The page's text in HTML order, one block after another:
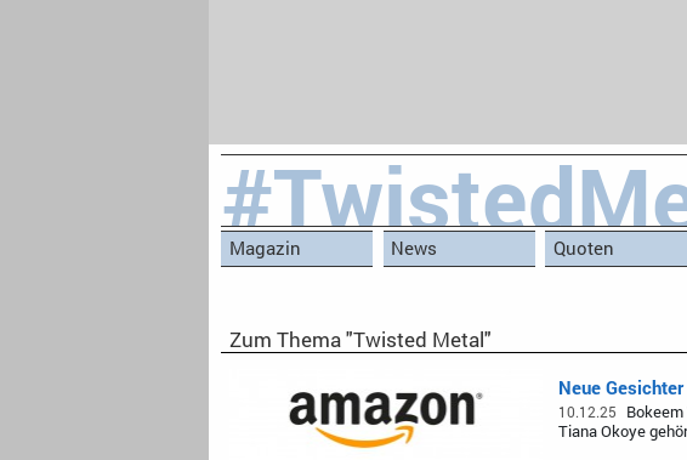
Magazin News Quoten
Zum Thema "Twisted Metal"
Neue
10.12.25
Tiana Okoye